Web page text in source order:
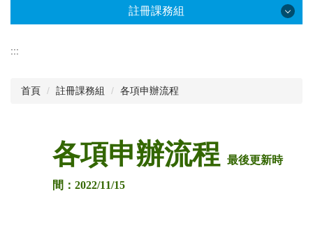
註冊課務組
最新消息
註冊學雜費專區
:::
首頁 註冊課務組 各項申辦流程
各項申辦流程 最後更新時
間：2022/11/15